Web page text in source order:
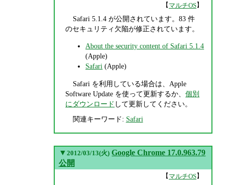
【マルチOS】
Safari 5.1.4 が公開されています。83 件
のセキュリティ欠陥が修正されています。
About the security content of Safari 5.1.4
(Apple)
Safari (Apple)
Safari を利用している場合は、Apple
Software Update を使って更新するか、個別
にダウンロード して更新してください。
関連キーワード: Safari
▼ 2012/03/13(火) Google Chrome 17.0.963.79
公開
【 マルチOS】